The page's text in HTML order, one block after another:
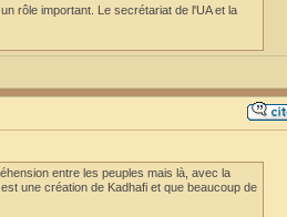
rôle important. Le secrétariat de l'UA et la
entre les peuples mais là, avec la
une création de Kadhafi et que beaucoup de